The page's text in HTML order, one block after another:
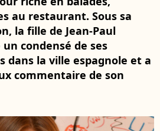
au restaurant. Sous sa
la fille de Jean-Paul
condensé de ses
dans la ville espagnole et a
commentaire de son